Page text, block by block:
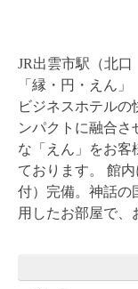
JR出雲市駅（北
「縁・円・えん」
ビジネスホテルの
ンパクトに融合さ
な「えん」をお客
ております。 館
付）完備。神話の
用したお部屋で、